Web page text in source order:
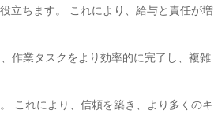
立ちます。 これにより、給与と責任が増
作業タスクをより効率的に完了し、複雑
これにより、信頼を築き、より多くのキ